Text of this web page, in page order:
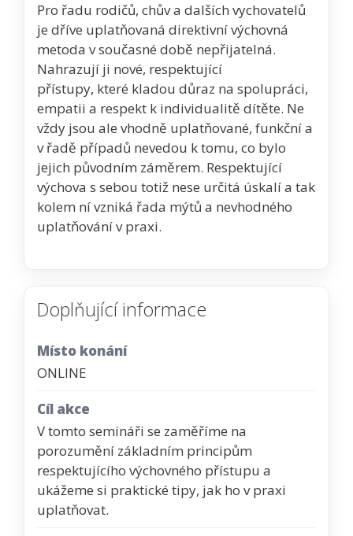
Pro řadu rodičů, chův a dalších vychovatelů
je dříve uplatňovaná direktivní výchovná
metoda v současné době nepřijatelná.
Nahrazují ji nové, respektující
přístupy, které kladou důraz na spolupráci,
empatii a respekt k individualitě dítěte. Ne
vždy jsou ale vhodně uplatňované, funkční a
v řadě případů nevedou k tomu, co bylo
jejich původním záměrem. Respektující
výchova s sebou totiž nese určitá úskalí a tak
kolem ní vzniká řada mýtů a nevhodného
uplatňování v praxi.
Doplňující informace
Místo konání
ONLINE
Cíl akce
V tomto semináři se zaměříme na
porozumění základním principům
respektujícího výchovného přístupu a
ukážeme si praktické tipy, jak ho v praxi
uplatňovat.